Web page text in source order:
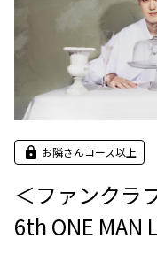
お隣さんコース以上
＜ファンクラ
6th ONE MAN